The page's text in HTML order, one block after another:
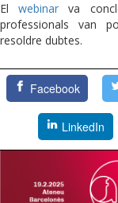
Elwebinarva
professionals van
resoldre dubtes.
Facebook
LinkedIn